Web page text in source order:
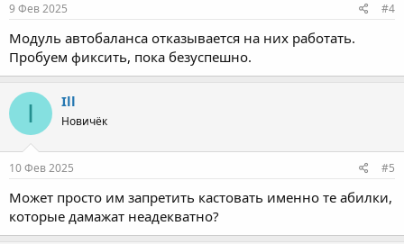
9 Фев 2025 #4
Модуль автобаланса отказывается на них работать.
Пробуем фиксить, пока безуспешно.
I Ill
Новичёк
10 Фев 2025 #5
Может просто им запретить кастовать именно те абилки,
которые дамажат неадекватно?